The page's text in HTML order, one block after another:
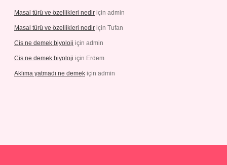
Masal türü ve özellikleri nedir için admin
Masal türü ve özellikleri nedir için Tufan
Cis ne demek biyoloji için admin
Cis ne demek biyoloji için Erdem
Aklıma yatmadı ne demek için admin